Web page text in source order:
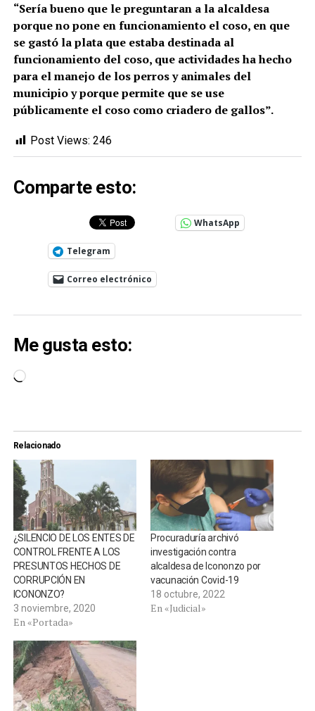
“Sería bueno que le preguntaran a la alcaldesa
porque no pone en funcionamiento el coso, en que
se gastó la plata que estaba destinada al
funcionamiento del coso, que actividades ha hecho
para el manejo de los perros y animales del
municipio y porque permite que se use
públicamente el coso como criadero de gallos”.
Post Views: 246
Comparte esto:
WhatsApp
Telegram
Correo electrónico
Me gusta esto:
Cargando...
Relacionado
¿SILENCIO DE LOS ENTES DE
CONTROL FRENTE A LOS
PRESUNTOS HECHOS DE
CORRUPCIÓN EN
ICONONZO?
3 noviembre, 2020
En «Portada»
Procuraduría archivó
investigación contra
alcaldesa de Icononzo por
vacunación Covid-19
18 octubre, 2022
En «Judicial»